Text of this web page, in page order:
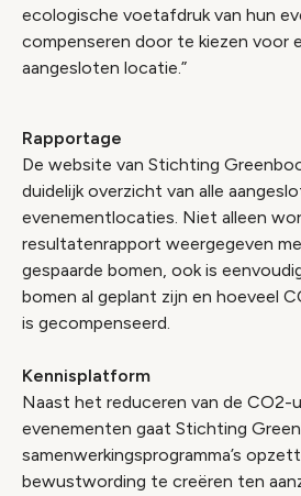
ecologische voetafdruk van hun
compenseren door te kiezen voor
aangesloten locatie.”
Rapportage
De website van Stichting
duidelijk overzicht van alle
evenementlocaties. Niet alleen
resultatenrapport weergegeven
gespaarde bomen, ook is
bomen al geplant zijn en hoeveel
is gecompenseerd.
Kennisplatform
Naast het reduceren van de
evenementen gaat Stichting
samenwerkingsprogramma’s
bewustwording te creëren ten